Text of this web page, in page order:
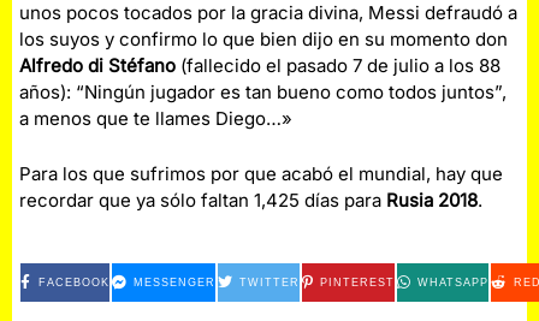
unos pocos tocados por la gracia divina, Messi defraudó a
los suyos y confirmo lo que bien dijo en su momento don
Alfredo di Stéfano (fallecido el pasado 7 de julio a los 88
años): “Ningún jugador es tan bueno como todos juntos”,
a menos que te llames Diego…»
Para los que sufrimos por que acabó el mundial, hay que
recordar que ya sólo faltan 1,425 días para Rusia 2018.
FACEBOOK MESSENGER TWITTER PINTEREST WHATSAPP